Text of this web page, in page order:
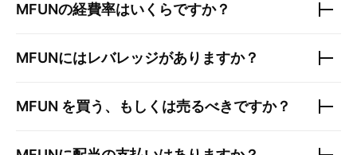
MFUNの経費率はいくらですか？
MFUNにはレバレッジがありますか？
MFUN を買う、もしくは売るべきですか？